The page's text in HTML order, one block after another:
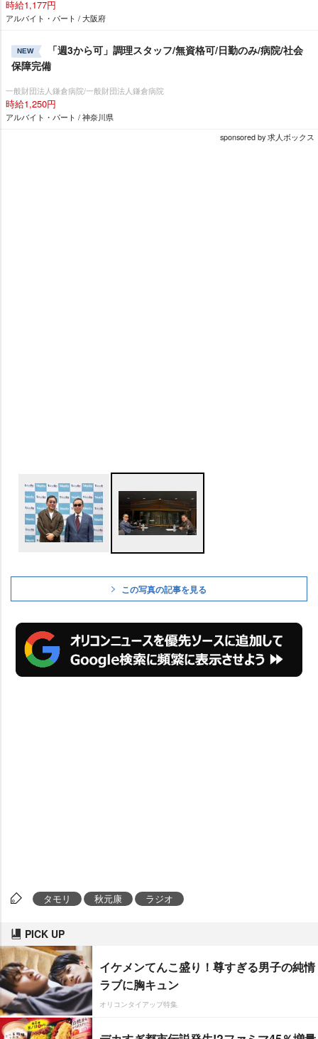
時給1,177円
アルバイト・パート / 大阪府
NEW
「週3から可」調理スタッフ/無資格可/日勤のみ/病院/社会
保障完備
一般財団法人鎌倉病院/一般財団法人鎌倉病院
時給1,250円
アルバイト・パート / 神奈川県
sponsored by 求人ボックス
この写真の記事を見る
タモリ 秋元康 ラジオ
PICK UP
イケメンてんこ盛り！尊すぎる男子の純情
ラブに胸キュン
オリコンタイアップ特集